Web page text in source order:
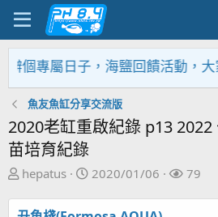
日子，海鹽回饋活動，大家趕緊
魚友魚缸分享交流版
2020老缸重啟紀錄 p13
苗培育紀錄
主
發
hepatus
開
2020/01/06
關
79